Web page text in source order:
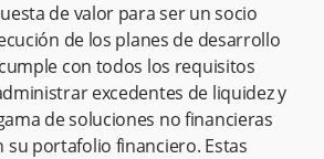
de valor para ser un socio
de los planes de desarrollo
con todos los requisitos
excedentes de liquidez y
de soluciones no financieras
portafolio financiero. Estas